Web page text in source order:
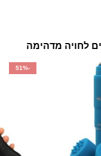
לחויה מדהימה
-51%